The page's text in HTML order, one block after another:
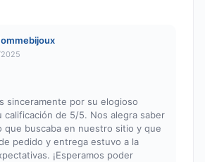
sinceramente por su elogioso
calificación de 5/5. Nos alegra saber
que buscaba en nuestro sitio y que
pedido y entrega estuvo a la
¡Esperamos poder